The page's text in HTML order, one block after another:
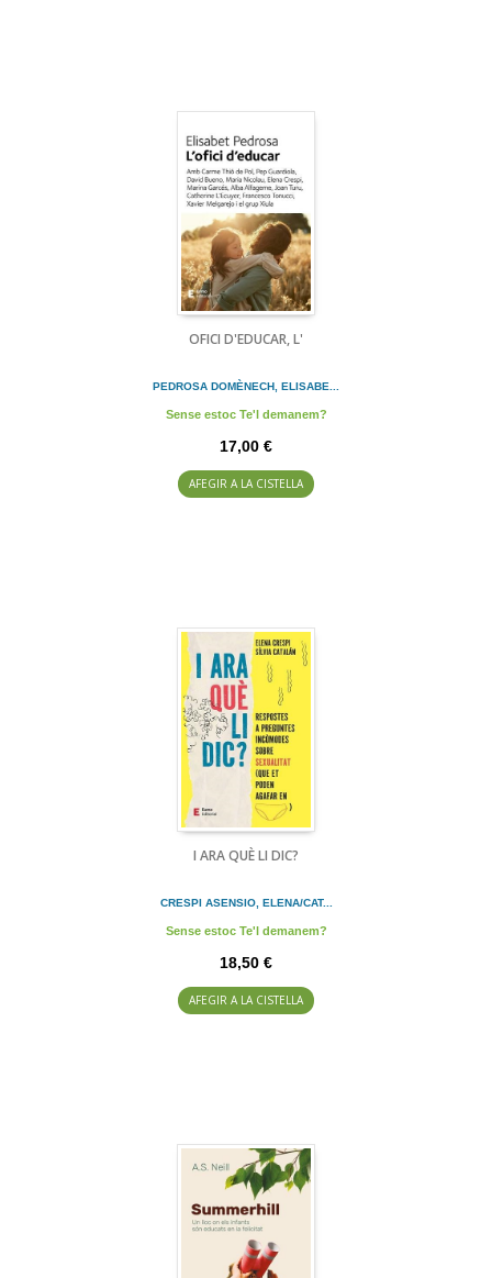
OFICI D'EDUCAR, L'
PEDROSA DOMÈNECH, ELISABE...
Sense estoc Te'l demanem?
17,00 €
AFEGIR A LA CISTELLA
I ARA QUÈ LI DIC?
CRESPI ASENSIO, ELENA/CAT...
Sense estoc Te'l demanem?
18,50 €
AFEGIR A LA CISTELLA